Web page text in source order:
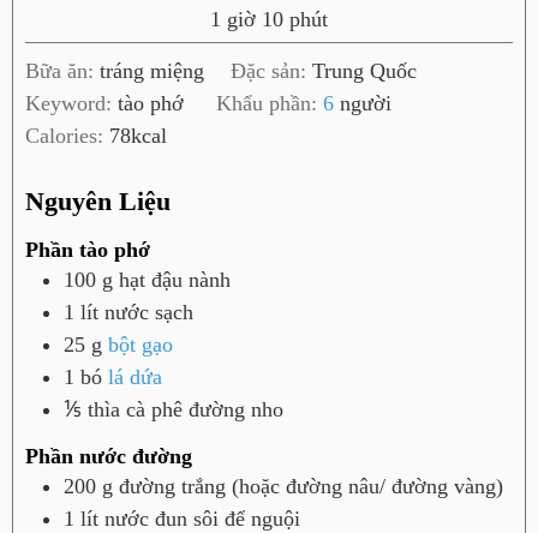
t
1 g
i
ờ
giờ 10p
h
ú
t
phút
Bữa ăn: tráng miệng Đặc sản:Trung Quốc
Keyword: tào phớ Khẩu phần:6 người
Calories: 78kcal
Nguyên Liệu
Phần tào phớ
100 g hạt đậu nành
1 lít nước sạch
25 g bột gạo
1 bó lá dứa
⅕ thìa cà phê đường nho
Phần nước đường
200 g đường trắng (hoặc đường nâu/ đường vàng)
1 lít nước đun sôi để nguội